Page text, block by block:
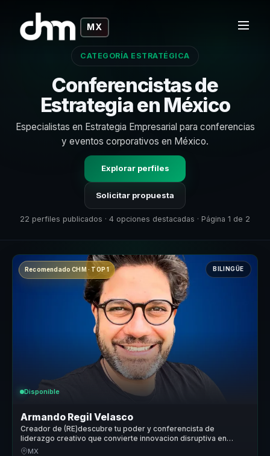
MX
CATEGORÍA ESTRATÉGICA
Conferencistas de
Estrategia en México
Especialistas en Estrategia Empresarial para conferencias
y eventos corporativos en México.
Explorar perfiles
Solicitar propuesta
22 perfiles publicados · 4 opciones destacadas · Página 1 de 2
Recomendado CHM · TOP 1 BILINGÜE
Disponible
Armando Regil Velasco
Creador de (RE)descubre tu poder y conferencista de
liderazgo creativo que convierte innovacion disruptiva en
accion para organizaciones y equipos.
MX